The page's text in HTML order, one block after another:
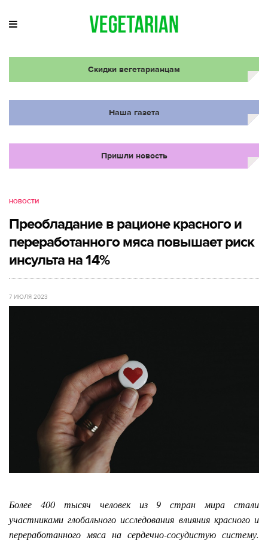
Скидки вегетарианцам
Наша газета
Пришли новость
НОВОСТИ
Преобладание в рационе красного и
переработанного мяса повышает риск
инсульта на 14%
7 ИЮЛЯ 2023
Более 400 тысяч человек из 9 стран мира стали
участниками глобального исследования влияния красного и
переработанного мяса на сердечно-сосудистую систему.